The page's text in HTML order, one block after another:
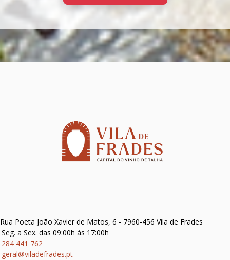
Poeta João Xavier de Matos, 6 - 7960-456 Vila de Frades
Seg. a Sex. das 09:00h às 17:00h
284 441 762
geral@viladefrades.pt